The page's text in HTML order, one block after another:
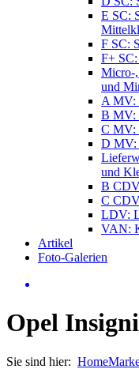
E SC:
F SC:
F+ SC:
Micro-
und
A MV:
B MV:
C MV:
D MV:
und
B
C
LDV:
VAN:
Artikel
Foto-Galerien
Opel
Sie sind hier: Home